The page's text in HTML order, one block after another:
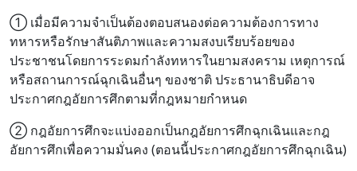
① เมื่อมีความจำเป็นต้องตอบสนองต่อความต้องการทาง
ทหารหรือรักษาสันติภาพและความสงบเรียบร้อยของ
ประชาชนโดยการระดมกำลังทหารในยามสงคราม เหตุการณ์
หรือสถานการณ์ฉุกเฉินอื่นๆ ของชาติ ประธานาธิบดีอาจ
ประกาศกฎอัยการศึกตามที่กฎหมายกำหนด
② กฎอัยการศึกจะแบ่งออกเป็นกฎอัยการศึกฉุกเฉินและกฎ
อัยการศึกเพื่อความมั่นคง (ตอนนี้ประกาศกฎอัยการศึกฉุกเฉิน)